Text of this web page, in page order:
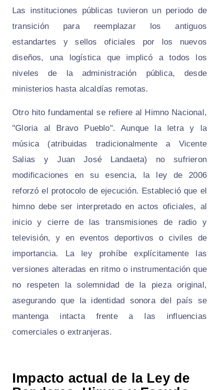
Las instituciones públicas tuvieron un periodo de
transición para reemplazar los antiguos
estandartes y sellos oficiales por los nuevos
diseños, una logística que implicó a todos los
niveles de la administración pública, desde
ministerios hasta alcaldías remotas.
Otro hito fundamental se refiere al Himno Nacional,
"Gloria al Bravo Pueblo". Aunque la letra y la
música (atribuidas tradicionalmente a Vicente
Salias y Juan José Landaeta) no sufrieron
modificaciones en su esencia, la ley de 2006
reforzó el protocolo de ejecución. Estableció que el
himno debe ser interpretado en actos oficiales, al
inicio y cierre de las transmisiones de radio y
televisión, y en eventos deportivos o civiles de
importancia. La ley prohíbe explícitamente las
versiones alteradas en ritmo o instrumentación que
no respeten la solemnidad de la pieza original,
asegurando que la identidad sonora del país se
mantenga intacta frente a las influencias
comerciales o extranjeras.
Impacto actual de la Ley de